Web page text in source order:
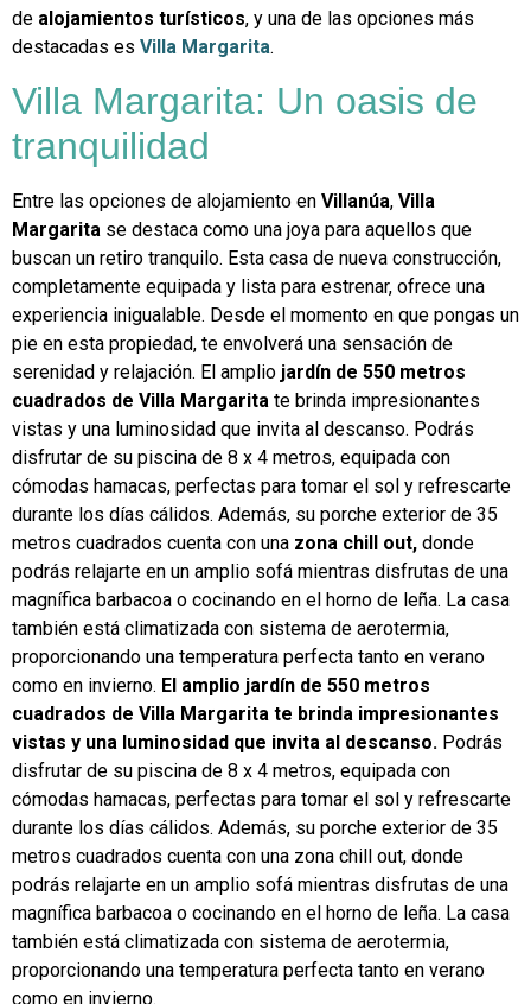
de alojamientos turísticos, y una de las opciones más
destacadas es Villa Margarita.
Villa Margarita: Un oasis de
tranquilidad
Entre las opciones de alojamiento en Villanúa, Villa
Margarita se destaca como una joya para aquellos que
buscan un retiro tranquilo. Esta casa de nueva construcción,
completamente equipada y lista para estrenar, ofrece una
experiencia inigualable. Desde el momento en que pongas un
pie en esta propiedad, te envolverá una sensación de
serenidad y relajación. El amplio jardín de 550 metros
cuadrados de Villa Margarita te brinda impresionantes
vistas y una luminosidad que invita al descanso. Podrás
disfrutar de su piscina de 8 x 4 metros, equipada con
cómodas hamacas, perfectas para tomar el sol y refrescarte
durante los días cálidos. Además, su porche exterior de 35
metros cuadrados cuenta con una zona chill out, donde
podrás relajarte en un amplio sofá mientras disfrutas de una
magnífica barbacoa o cocinando en el horno de leña. La casa
también está climatizada con sistema de aerotermia,
proporcionando una temperatura perfecta tanto en verano
como en invierno. El amplio jardín de 550 metros
cuadrados de Villa Margarita te brinda impresionantes
vistas y una luminosidad que invita al descanso. Podrás
disfrutar de su piscina de 8 x 4 metros, equipada con
cómodas hamacas, perfectas para tomar el sol y refrescarte
durante los días cálidos. Además, su porche exterior de 35
metros cuadrados cuenta con una zona chill out, donde
podrás relajarte en un amplio sofá mientras disfrutas de una
magnífica barbacoa o cocinando en el horno de leña. La casa
también está climatizada con sistema de aerotermia,
proporcionando una temperatura perfecta tanto en verano
como en invierno.